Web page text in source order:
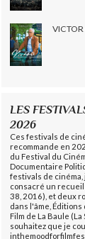
LES
2026
Ces festivals de
recommande en
du Festival du
Documentaire
festivals de cinéma,
consacré un
38, 2016), et deux
dans l'âme,
Film de La Baule
souhaitez que je